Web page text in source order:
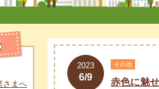
2023
6/9
その他
赤色に魅
まへ